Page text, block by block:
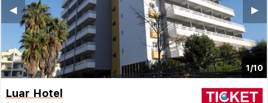
1/10
▶︎
◀︎
Luar Hotel